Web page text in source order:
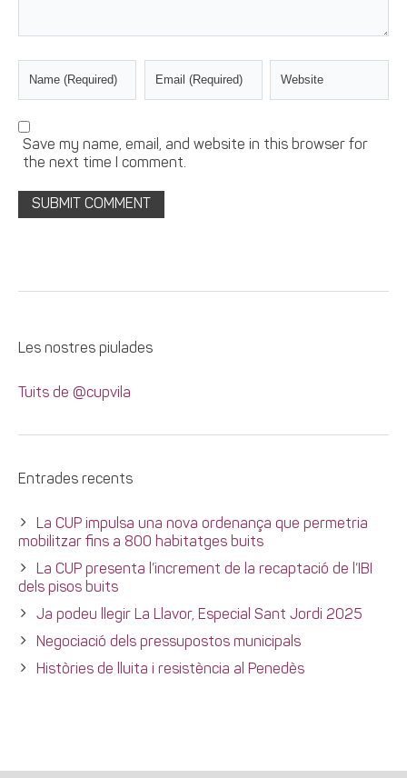
Save my name, email, and website in this browser for
the next time I comment.
Les nostres piulades
Tuits de @cupvila
Entrades recents
La CUP impulsa una nova ordenança que permetria
mobilitzar fins a 800 habitatges buits
La CUP presenta l’increment de la recaptació de l’IBI
dels pisos buits
Ja podeu llegir La Llavor, Especial Sant Jordi 2025
Negociació dels pressupostos municipals
Històries de lluita i resistència al Penedès